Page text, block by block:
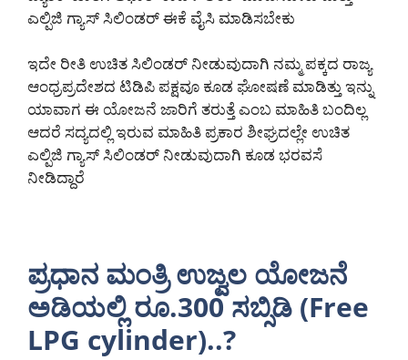
ಎಲ್ಪಿಜಿ ಗ್ಯಾಸ್ ಸಿಲಿಂಡರ್ ಈಕೆ ವೈಸಿ ಮಾಡಿಸಬೇಕು
ಇದೇ ರೀತಿ ಉಚಿತ ಸಿಲಿಂಡರ್ ನೀಡುವುದಾಗಿ ನಮ್ಮ ಪಕ್ಕದ ರಾಜ್ಯ
ಆಂಧ್ರಪ್ರದೇಶದ ಟಿಡಿಪಿ ಪಕ್ಷವೂ ಕೂಡ ಘೋಷಣೆ ಮಾಡಿತ್ತು ಇನ್ನು
ಯಾವಾಗ ಈ ಯೋಜನೆ ಜಾರಿಗೆ ತರುತ್ತೆ ಎಂಬ ಮಾಹಿತಿ ಬಂದಿಲ್ಲ
ಆದರೆ ಸದ್ಯದಲ್ಲಿ ಇರುವ ಮಾಹಿತಿ ಪ್ರಕಾರ ಶೀಘ್ರದಲ್ಲೇ ಉಚಿತ
ಎಲ್ಪಿಜಿ ಗ್ಯಾಸ್ ಸಿಲಿಂಡರ್ ನೀಡುವುದಾಗಿ ಕೂಡ ಭರವಸೆ
ನೀಡಿದ್ದಾರೆ
ಪ್ರಧಾನ ಮಂತ್ರಿ ಉಜ್ವಲ ಯೋಜನೆ
ಅಡಿಯಲ್ಲಿ ರೂ.300 ಸಬ್ಸಿಡಿ (Free
LPG cylinder)..?